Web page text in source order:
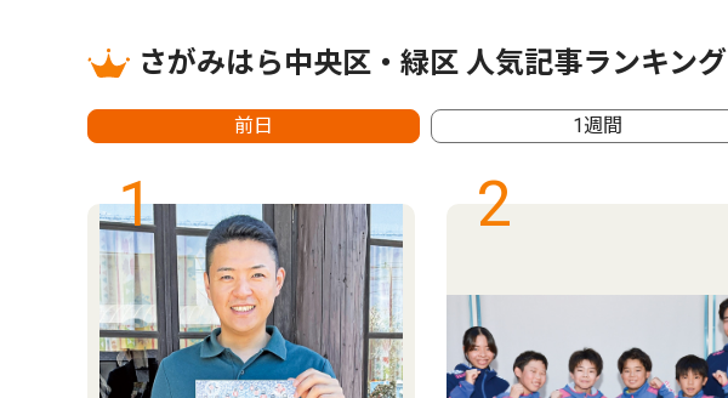
さがみはら中央区・緑区 人気記事ランキング
前日 1週間
1 2